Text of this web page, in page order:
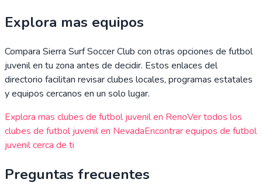
Explora mas equipos
Compara Sierra Surf Soccer Club con otras opciones de futbol
juvenil en tu zona antes de decidir. Estos enlaces del
directorio facilitan revisar clubes locales, programas estatales
y equipos cercanos en un solo lugar.
Explora mas clubes de futbol juvenil en RenoVer todos los
clubes de futbol juvenil en NevadaEncontrar equipos de futbol
juvenil cerca de ti
Preguntas frecuentes